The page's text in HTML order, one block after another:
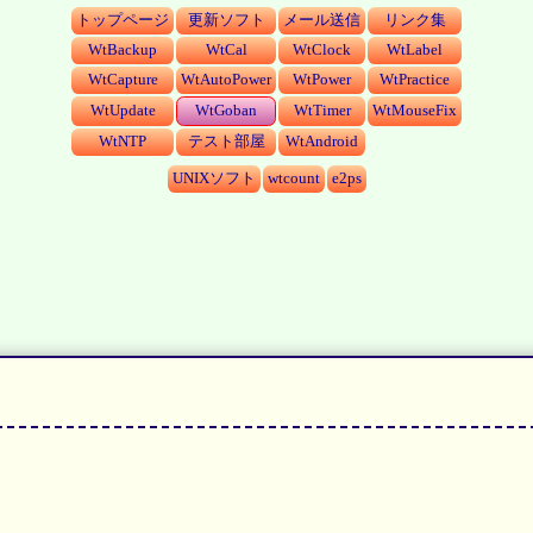
トップページ 更新ソフト メール送信
リンク集
WtBackup
WtCal WtClock
WtLabel
WtCapture
WtAutoPower WtPower
WtPractice
WtUpdate
WtGoban WtTimer
WtMouseFix
WtNTP
テスト部屋 WtAndroid
UNIXソフト wtcount e2ps